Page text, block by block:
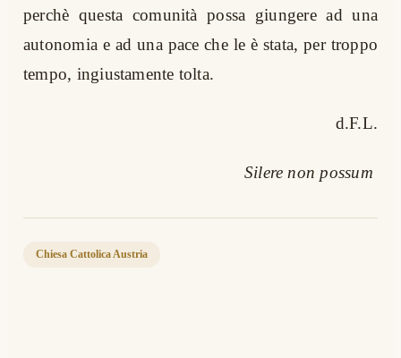
perchè questa comunità possa giungere ad una
autonomia e ad una pace che le è stata, per troppo
tempo, ingiustamente tolta.
d.F.L.
Silere non possum
Chiesa Cattolica Austria